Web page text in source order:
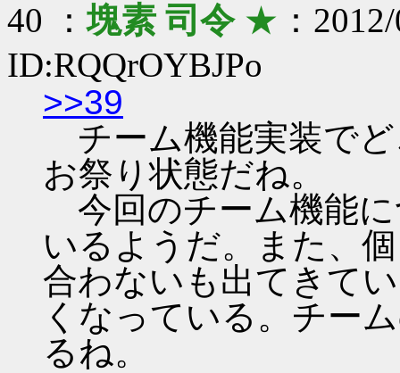
40 ：塊素 司令★ ：
ID:RQQrOYBJPo
>>39
チーム機能実装で
お祭り状態だね。
今回のチーム機能
いるようだ。また、
合わないも出てきて
くなっている。チー
るね。